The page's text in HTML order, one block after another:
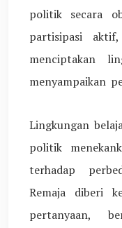
politik secara
partisipasi
menciptakan
menyampaikan
Lingkungan
politik
terhadap
Remaja diberi
pertanyaan,